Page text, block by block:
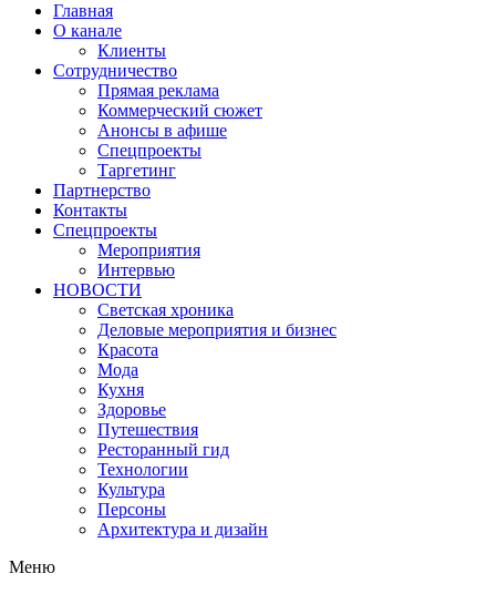
Главная
О канале
Клиенты
Сотрудничество
Прямая реклама
Коммерческий сюжет
Анонсы в афише
Cпецпроекты
Таргетинг
Партнерство
Контакты
Спецпроекты
Мероприятия
Интервью
НОВОСТИ
Светская хроника
Деловые мероприятия и бизнес
Красота
Мода
Кухня
Здоровье
Путешествия
Ресторанный гид
Технологии
Культура
Персоны
Архитектура и дизайн
Меню